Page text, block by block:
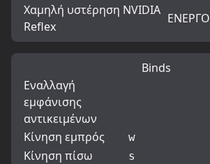
Χαμηλή υστέρηση NVIDIA
Reflex
ΕΝΕΡΓΟ
Binds
Εναλλαγή
εμφάνισης
αντικειμένων
Κίνηση εμπρός
w
Κίνηση πίσω s